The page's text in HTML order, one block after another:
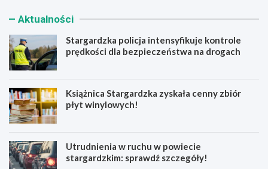
Aktualności
Stargardzka policja intensyfikuje kontrole
prędkości dla bezpieczeństwa na drogach
Książnica Stargardzka zyskała cenny zbiór
płyt winylowych!
Utrudnienia w ruchu w powiecie
stargardzkim: sprawdź szczegóły!